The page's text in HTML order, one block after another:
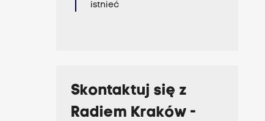
istnieć
Skontaktuj się z
Radiem Kraków -